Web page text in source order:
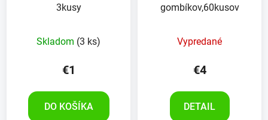
3kusy
Skladom (3 ks)
€1
DO KOŠÍKA
gombíkov,60kusov
Vypredané
€4
DETAIL